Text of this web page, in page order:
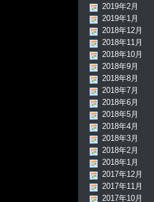
2019年2月
2019年1月
2018年12月
2018年11月
2018年10月
2018年9月
2018年8月
2018年7月
2018年6月
2018年5月
2018年4月
2018年3月
2018年2月
2018年1月
2017年12月
2017年11月
2017年10月